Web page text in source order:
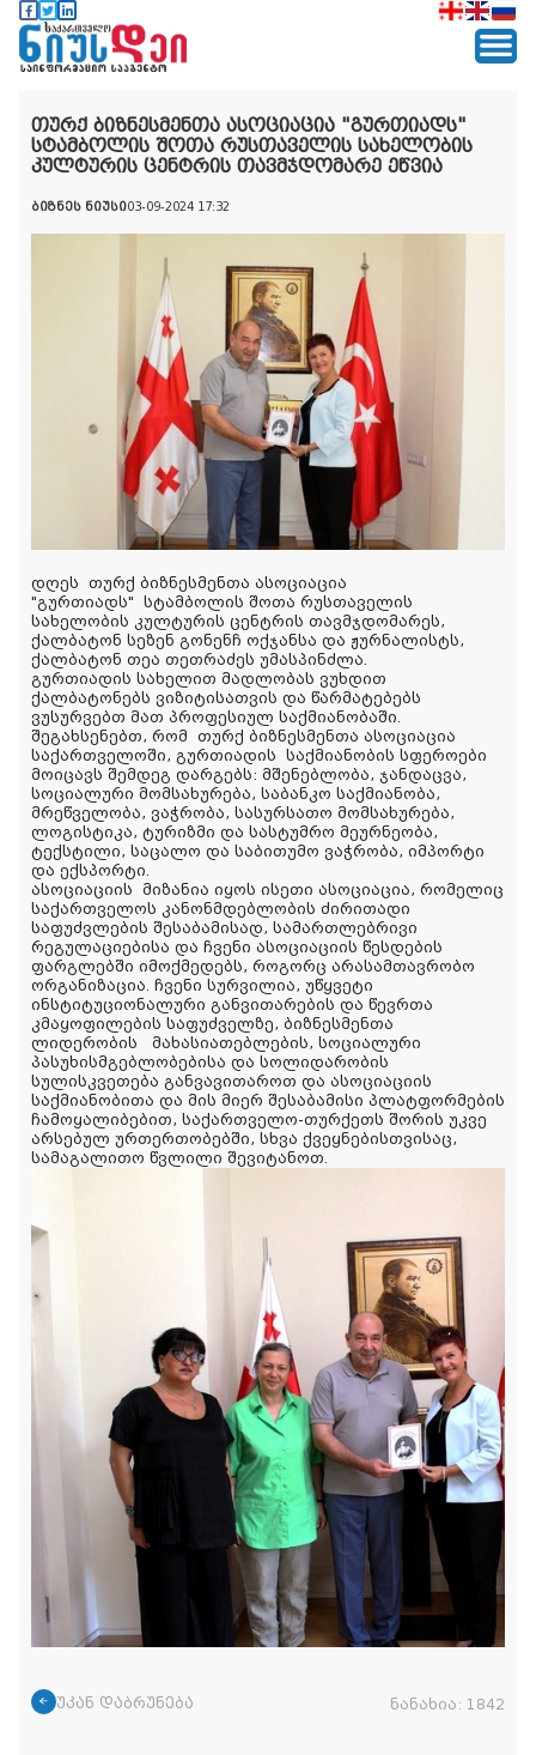
თურქ ბიზნესმენთა ასოციაცია "გურთიადს"
სტამბოლის შოთა რუსთაველის სახელობის
კულტურის ცენტრის თავმჯდომარე ეწვია
ბიზნეს ნიუსი03-09-2024 17:32
დღეს თურქ ბიზნესმენთა ასოციაცია
"გურთიადს" სტამბოლის შოთა რუსთაველის
სახელობის კულტურის ცენტრის თავმჯდომარეს,
ქალბატონ სეზენ გონენჩ ოქჯანსა და ჟურნალისტს,
ქალბატონ თეა თეთრაძეს უმასპინძლა.
გურთიადის სახელით მადლობას ვუხდით
ქალბატონებს ვიზიტისათვის და წარმატებებს
ვუსურვებთ მათ პროფესიულ საქმიანობაში.
შეგახსენებთ, რომ თურქ ბიზნესმენთა ასოციაცია
საქართველოში, გურთიადის საქმიანობის სფეროები
მოიცავს შემდეგ დარგებს: მშენებლობა, ჯანდაცვა,
სოციალური მომსახურება, საბანკო საქმიანობა,
მრეწველობა, ვაჭრობა, სასურსათო მომსახურება,
ლოგისტიკა, ტურიზმი და სასტუმრო მეურნეობა,
ტექსტილი, საცალო და საბითუმო ვაჭრობა, იმპორტი
და ექსპორტი.
ასოციაციის მიზანია იყოს ისეთი ასოციაცია, რომელიც
საქართველოს კანონმდებლობის ძირითადი
საფუძვლების შესაბამისად, სამართლებრივი
რეგულაციებისა და ჩვენი ასოციაციის წესდების
ფარგლებში იმოქმედებს, როგორც არასამთავრობო
ორგანიზაცია. ჩვენი სურვილია, უწყვეტი
ინსტიტუციონალური განვითარების და წევრთა
კმაყოფილების საფუძველზე, ბიზნესმენთა
ლიდერობის მახასიათებლების, სოციალური
პასუხისმგებლობებისა და სოლიდარობის
სულისკვეთება განვავითაროთ და ასოციაციის
საქმიანობითა და მის მიერ შესაბამისი პლატფორმების
ჩამოყალიბებით, საქართველო-თურქეთს შორის უკვე
არსებულ ურთერთობებში, სხვა ქვეყნებისთვისაც,
სამაგალითო წვლილი შევიტანოთ.
უკან დაბრუნება ნანახია: 1842